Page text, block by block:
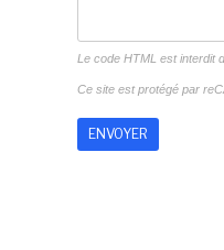
Le code HTML est interdit
Ce site est protégé par